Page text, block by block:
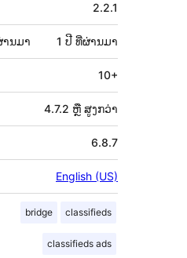
2.2.1
1 ປີ ທີ່ຜ່ານມາ
ນມາ
10+
4.7.2 ຫຼື ສູງກວ່າ
6.8.7
English (US)
bridge classifieds
classifieds ads